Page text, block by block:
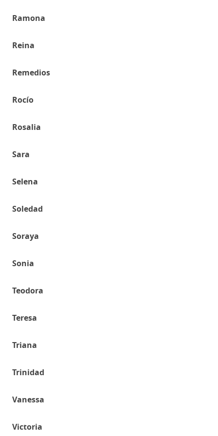
Ramona
Reina
Remedios
Rocío
Rosalia
Sara
Selena
Soledad
Soraya
Sonia
Teodora
Teresa
Triana
Trinidad
Vanessa
Victoria